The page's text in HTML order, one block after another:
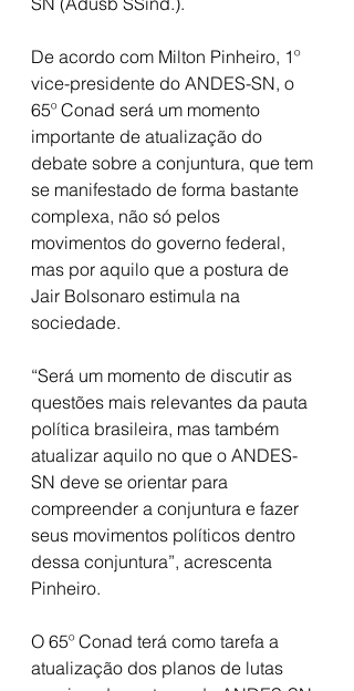
De acordo com Milton Pinheiro, 1º
vice-presidente do ANDES-SN, o
65º Conad será um momento
importante de atualização do
debate sobre a conjuntura, que tem
se manifestado de forma bastante
complexa, não só pelos
movimentos do governo federal,
mas por aquilo que a postura de
Jair Bolsonaro estimula na
sociedade.
“Será um momento de discutir as
questões mais relevantes da pauta
política brasileira, mas também
atualizar aquilo no que o ANDES-
SN deve se orientar para
compreender a conjuntura e fazer
seus movimentos políticos dentro
dessa conjuntura”, acrescenta
Pinheiro.
O 65º Conad terá como tarefa a
atualização dos planos de lutas